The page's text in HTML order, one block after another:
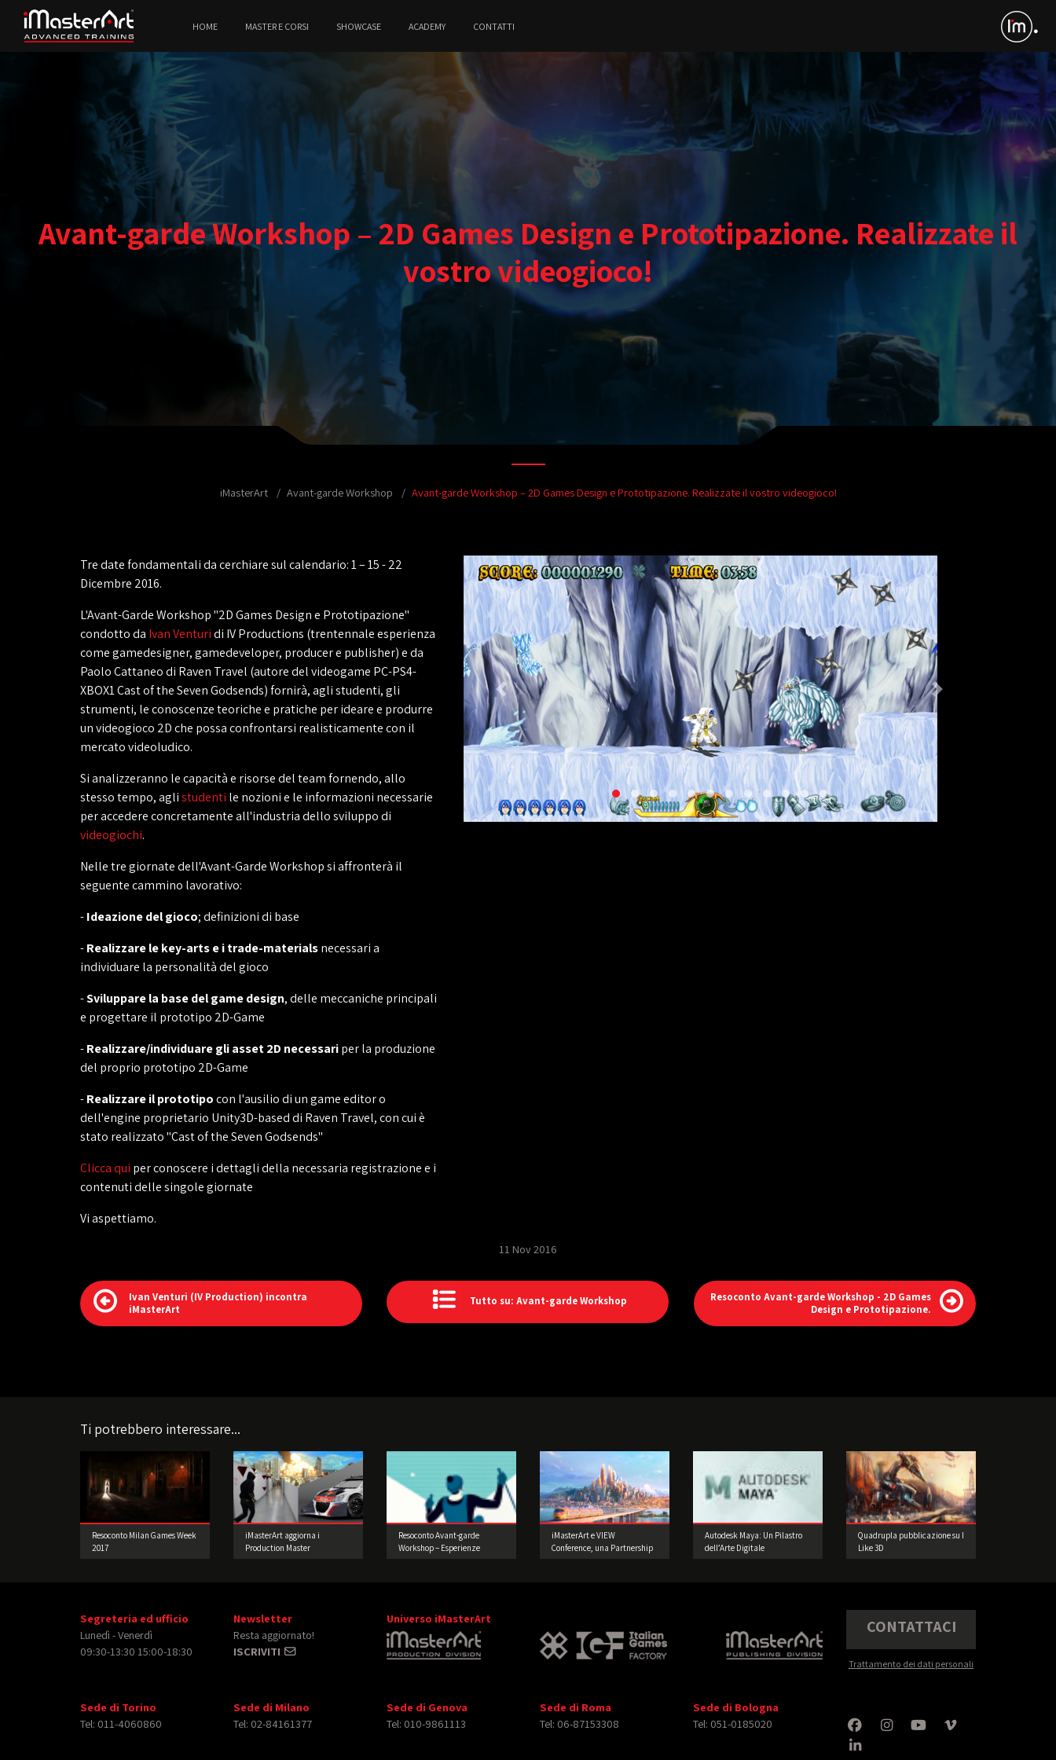
HOME MASTER E CORSI SHOWCASE ACADEMY CONTATTI
Avant-garde Workshop – 2D Games Design e Prototipazione. Realizzate il
vostro videogioco!
iMasterArt Avant-garde Workshop Avant-garde Workshop – 2D Games Design e Prototipazione. Realizzate il vostro videogioco!
Tre date fondamentali da cerchiare sul calendario: 1 – 15 - 22
Dicembre 2016.
L'Avant-Garde Workshop "2D Games Design e Prototipazione"
condotto da Ivan Venturidi IV Productions (trentennale esperienza
come gamedesigner, gamedeveloper, producer e publisher) e da
Paolo Cattaneo di Raven Travel (autore del videogame PC-PS4-
XBOX1 Cast of the Seven Godsends) fornirà, agli studenti, gli
strumenti, le conoscenze teoriche e pratiche per ideare e produrre
un videogioco 2D che possa confrontarsi realisticamente con il
mercato videoludico.
Si analizzeranno le capacità e risorse del team fornendo, allo
stesso tempo, aglistudenti le nozioni e le informazioni necessarie
per accedere concretamente all'industria dello sviluppo di
videogiochi.
Nelle tre giornate dell'Avant-Garde Workshop si affronterà il
seguente cammino lavorativo:
-Ideazione del gioco; definizioni di base
-Realizzare le key-arts e i trade-materialsnecessari a
individuare la personalità del gioco
-Sviluppare la base del game design, delle meccaniche principali
e progettare il prototipo 2D-Game
-Realizzare/individuare gli asset 2D necessariper la produzione
del proprio prototipo 2D-Game
-Realizzare il prototipocon l'ausilio di un game editor o
dell'engine proprietario Unity3D-based di Raven Travel, con cui è
stato realizzato "Cast of the Seven Godsends"
Clicca qui per conoscere i dettagli della necessaria registrazione e i
contenuti delle singole giornate
Vi aspettiamo.
11 Nov 2016
Ivan Venturi (IV Production) incontra
iMasterArt
Tutto su: Avant-garde Workshop
Resoconto Avant-garde Workshop - 2D Games
Design e Prototipazione.
Ti potrebbero interessare...
Resoconto Milan Games Week
2017
iMasterArt aggiorna i
Production Master
Resoconto Avant-garde
Workshop – Esperienze
iMasterArt e VIEW
Conference, una Partnership
Autodesk Maya: Un Pilastro
dell’Arte Digitale
Quadrupla pubblicazione su I
Like 3D
Segreteria ed ufficio
Lunedì - Venerdì
09:30-13:30 15:00-18:30
Newsletter
Resta aggiornato!
ISCRIVITI
Universo iMasterArt CONTATTACI
Trattamento dei dati personali
Sede di Torino
Tel: 011-4060860
Sede di Milano
Tel: 02-84161377
Sede di Genova
Tel: 010-9861113
Sede di Roma
Tel: 06-87153308
Sede di Bologna
Tel: 051-0185020